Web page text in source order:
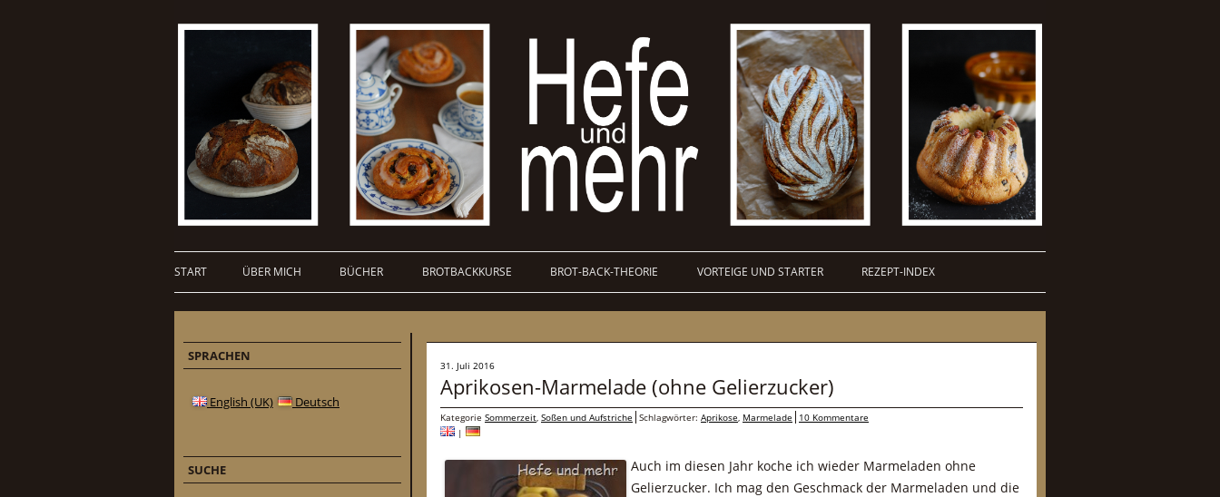
START ÜBER MICH BÜCHER BROTBACKKURSE BROT-BACK-THEORIE VORTEIGE UND STARTER REZEPT-INDEX
31. Juli 2016
Aprikosen-Marmelade (ohne Gelierzucker)
Kategorie Sommerzeit, Soßen und Aufstriche Schlagwörter: Aprikose, Marmelade
10 Kommentare
|
Auch im diesen Jahr koche ich wieder Marmeladen ohne
Gelierzucker. Ich mag den Geschmack der Marmeladen und die
SPRACHEN
English (UK) Deutsch
SUCHE